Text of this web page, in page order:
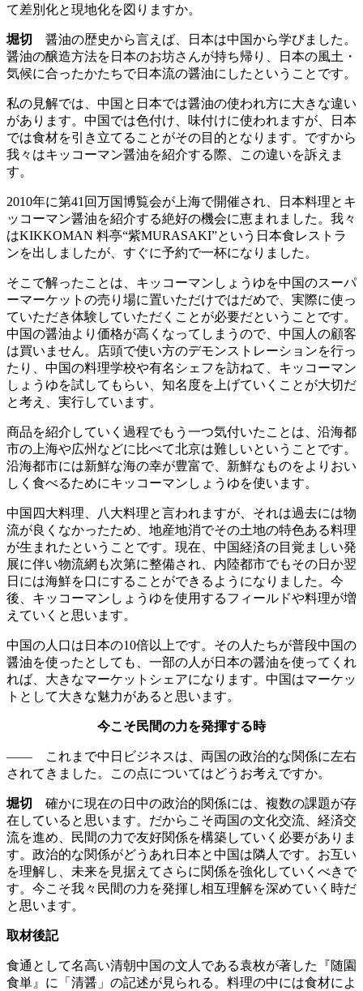
て差別化と現地化を図りますか。
堀切
醤油の歴史から言えば、日本は中国から学びました。
醤油の醸造方法を日本のお坊さんが持ち帰り、日本の風土・
気候に合ったかたちで日本流の醤油にしたということです。
私の見解では、中国と日本では醤油の使われ方に大きな違い
があります。中国では色付け、味付けに使われますが、日本
では食材を引き立てることがその目的となります。ですから
我々はキッコーマン醤油を紹介する際、この違いを訴えま
す。
2010年に第41回万国博覧会が上海で開催され、日本料理とキ
ッコーマン醤油を紹介する絶好の機会に恵まれました。我々
はKIKKOMAN 料亭“紫MURASAKI”という日本食レストラ
ンを出しましたが、すぐに予約で一杯になりました。
そこで解ったことは、キッコーマンしょうゆを中国のスーパ
ーマーケットの売り場に置いただけではだめで、実際に使っ
ていただき体験していただくことが必要だということです。
中国の醤油より価格が高くなってしまうので、中国人の顧客
は買いません。店頭で使い方のデモンストレーションを行っ
たり、中国の料理学校や有名シェフを訪ねて、キッコーマン
しょうゆを試してもらい、知名度を上げていくことが大切だ
と考え、実行しています。
商品を紹介していく過程でもう一つ気付いたことは、沿海都
市の上海や広州などに比べて北京は難しいということです。
沿海都市には新鮮な海の幸が豊富で、新鮮なものをよりおい
しく食べるためにキッコーマンしょうゆを使います。
中国四大料理、八大料理と言われますが、それは過去には物
流が良くなかったため、地産地消でその土地の特色ある料理
が生まれたということです。現在、中国経済の目覚ましい発
展に伴い物流網も次第に整備され、内陸都市でもその日か翌
日には海鮮を口にすることができるようになりました。今
後、キッコーマンしょうゆを使用するフィールドや料理が増
えていくと思います。
中国の人口は日本の10倍以上です。その人たちが普段中国の
醤油を使ったとしても、一部の人が日本の醤油を使ってくれ
れば、大きなマーケットシェアになります。中国はマーケッ
トとして大きな魅力があると思います。
今こそ民間の力を発揮する時
—— これまで中日ビジネスは、両国の政治的な関係に左右
されてきました。この点についてはどうお考えですか。
堀切
確かに現在の日中の政治的関係には、複数の課題が存
在していると思います。だからこそ両国の文化交流、経済交
流を進め、民間の力で友好関係を構築していく必要がありま
す。政治的な関係がどうあれ日本と中国は隣人です。お互い
を理解し、未来を見据えてさらに関係を強化していくべきで
す。今こそ我々民間の力を発揮し相互理解を深めていく時だ
と思います。
取材後記
食通として名高い清朝中国の文人である袁枚が著した『随園
食単』に「清醤」の記述が見られる。料理の中には食材によ